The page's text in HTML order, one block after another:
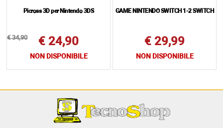
Picross 3D per Nintendo 3DS
€ 34,90 € 24,90
NON DISPONIBILE
GAME NINTENDO SWITCH 1-2 SWITCH
€ 29,99
NON DISPONIBILE